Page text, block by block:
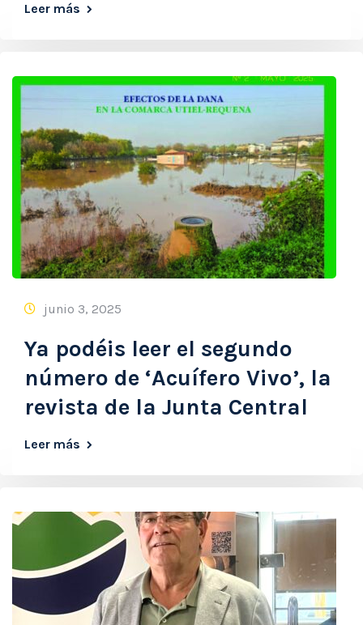
Leer más
junio 3, 2025
Ya podéis leer el segundo
número de ‘Acuífero Vivo’, la
revista de la Junta Central
Leer más